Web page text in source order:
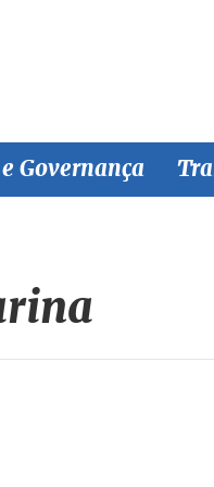
Governança